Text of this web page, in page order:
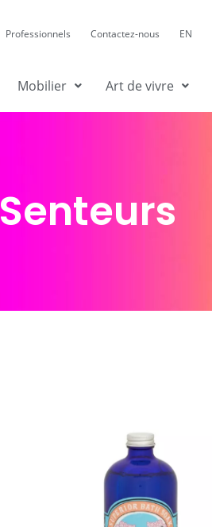
Professionnels Contactez-nous EN
Mobilier Art de vivre
Senteurs